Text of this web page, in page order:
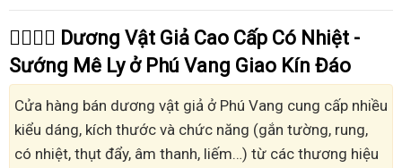
👩‍❤️‍💋‍👨 Dương Vật Giả Cao Cấp Có Nhiệt -
Sướng Mê Ly ở Phú Vang Giao Kín Đáo
Cửa hàng bán dương vật giả ở Phú Vang cung cấp nhiều
kiểu dáng, kích thước và chức năng (gắn tường, rung,
có nhiệt, thụt đẩy, âm thanh, liếm…) từ các thương hiệu